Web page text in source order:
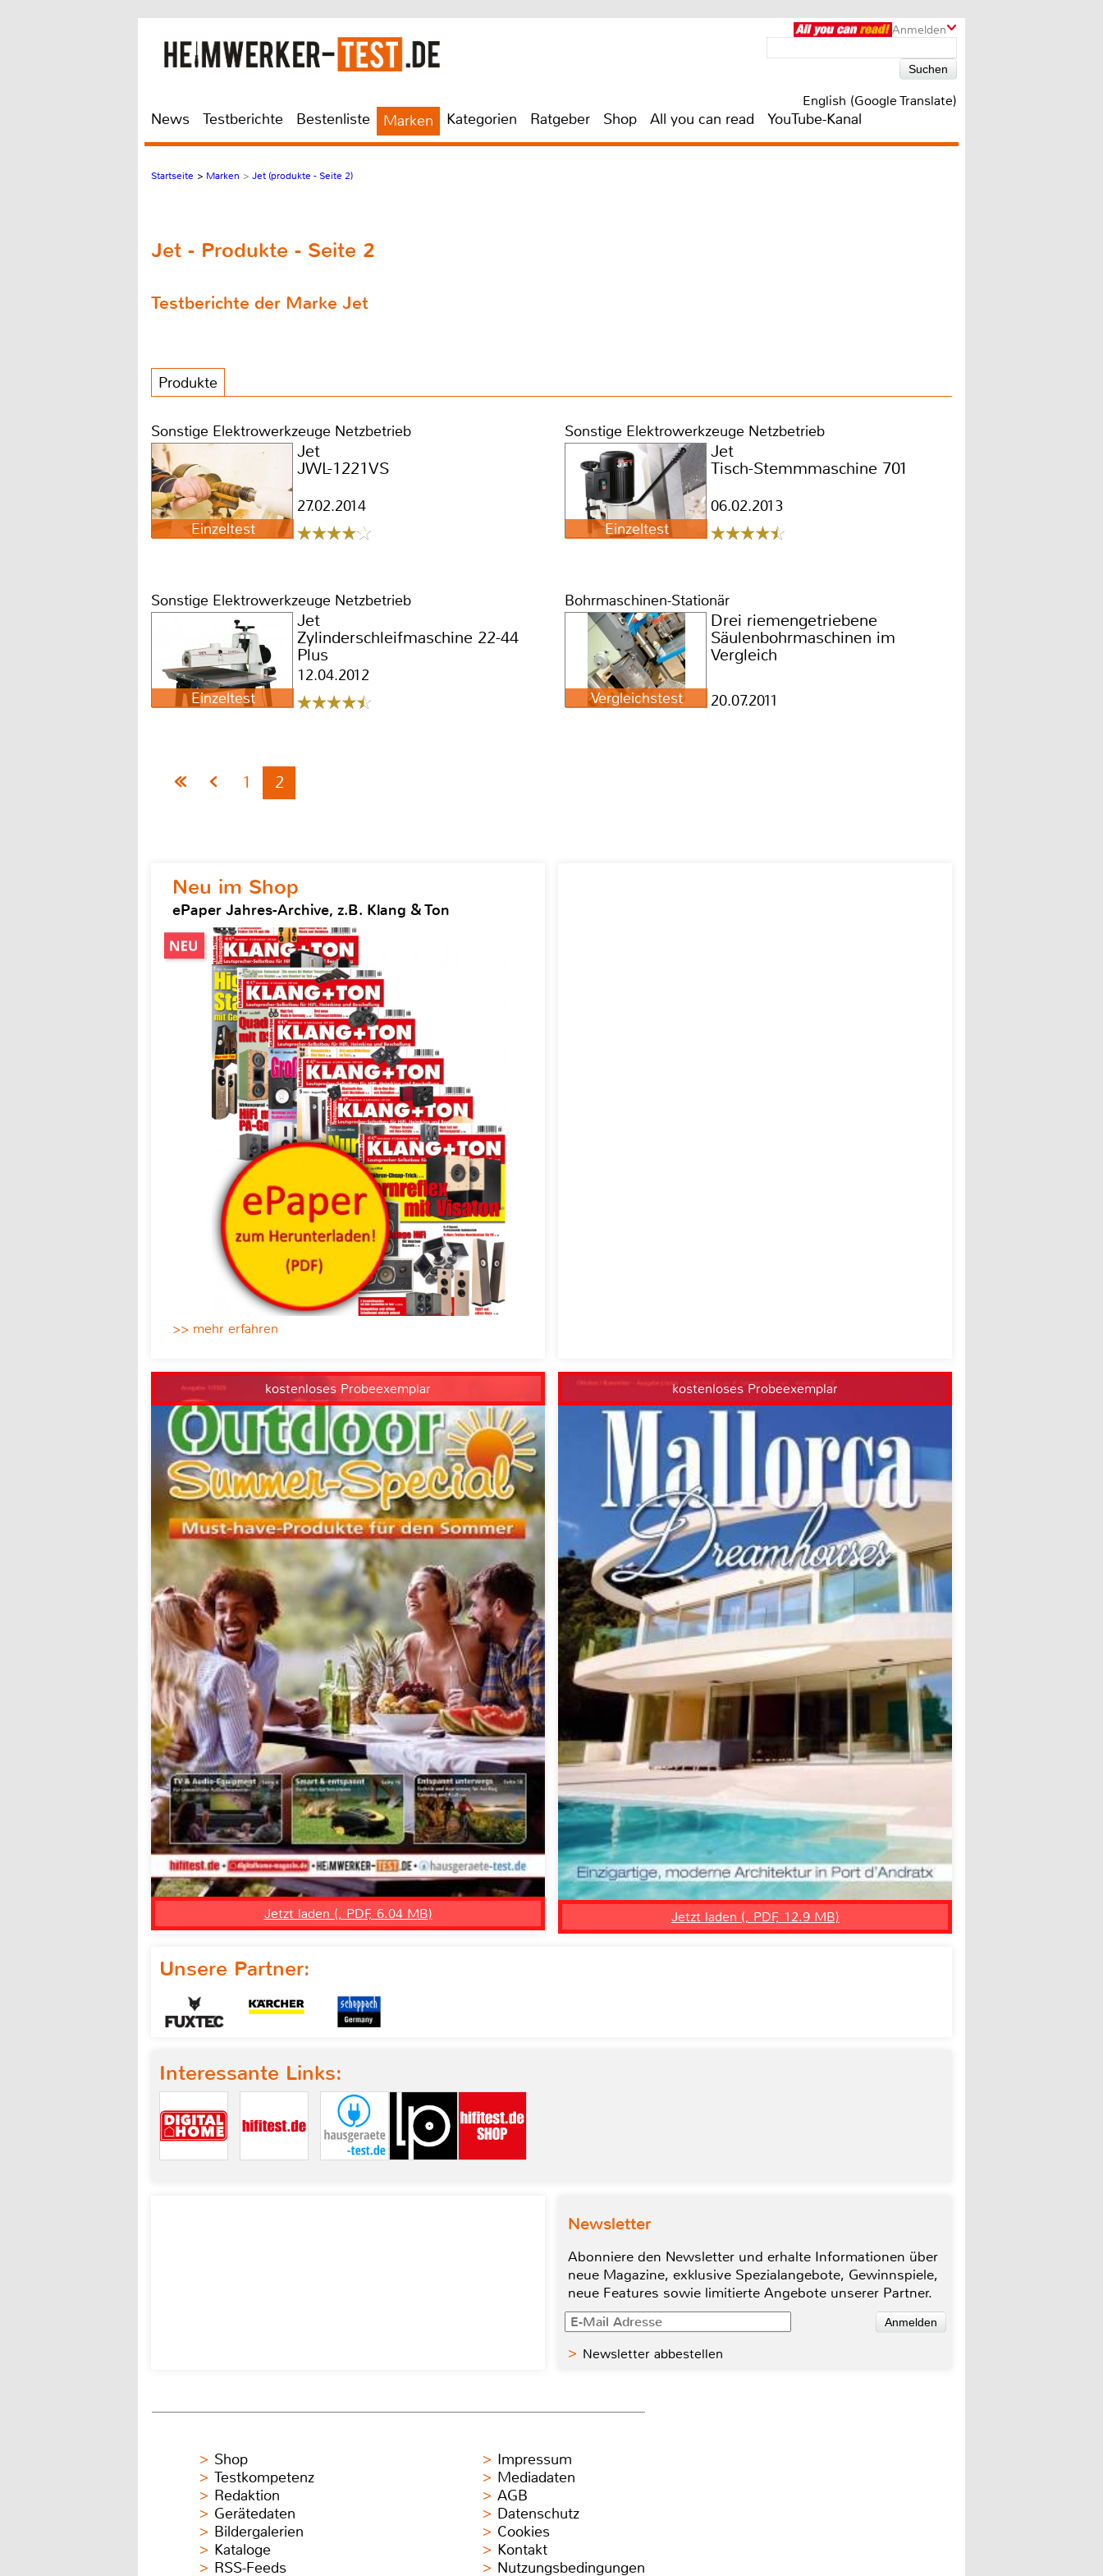
Anmelden
English (Google Translate)
News Testberichte Bestenliste Marken Kategorien Ratgeber Shop All you can read YouTube-Kanal
Startseite > Marken > Jet (produkte - Seite 2)
Jet - Produkte - Seite 2
Testberichte der Marke Jet
Produkte
Sonstige Elektrowerkzeuge Netzbetrieb
Einzeltest
Jet
JWL-1221VS
27.02.2014
Sonstige Elektrowerkzeuge Netzbetrieb
Einzeltest
Jet
Tisch-Stemmmaschine 701
06.02.2013
Sonstige Elektrowerkzeuge Netzbetrieb
Einzeltest
Jet
Zylinderschleifmaschine 22-44
Plus
12.04.2012
Bohrmaschinen-Stationär
Vergleichstest
Drei riemengetriebene
Säulenbohrmaschinen im
Vergleich
20.07.2011
1 2
Neu im Shop
ePaper Jahres-Archive, z.B. Klang & Ton
>> mehr erfahren
kostenloses Probeexemplar
Jetzt laden (, PDF, 6.04 MB)
kostenloses Probeexemplar
Jetzt laden (, PDF, 12.9 MB)
Unsere Partner:
Interessante Links:
Newsletter
Abonniere den Newsletter und erhalte Informationen über
neue Magazine, exklusive Spezialangebote, Gewinnspiele,
neue Features sowie limitierte Angebote unserer Partner.
Newsletter abbestellen
Shop
Testkompetenz
Redaktion
Gerätedaten
Bildergalerien
Kataloge
RSS-Feeds
Impressum
Mediadaten
AGB
Datenschutz
Cookies
Kontakt
Nutzungsbedingungen